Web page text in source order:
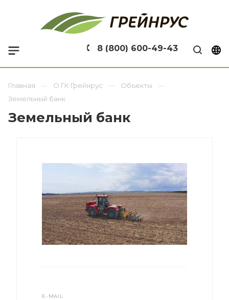
8 (800) 600-49-43
Главная О ГК Грейнрус
Объекты
Земельный банк
Земельный банк
E-MAIL